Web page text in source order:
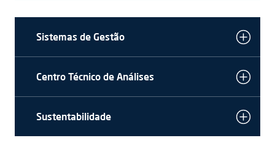
Sistemas de Gestão
Centro Técnico de Análises
Sustentabilidade